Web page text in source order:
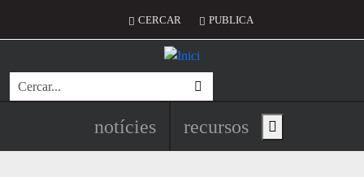
Menú del compte d'usuari
CERCAR PUBLICA
Cerca
Navegació principal de
notícies recursos Show main menu